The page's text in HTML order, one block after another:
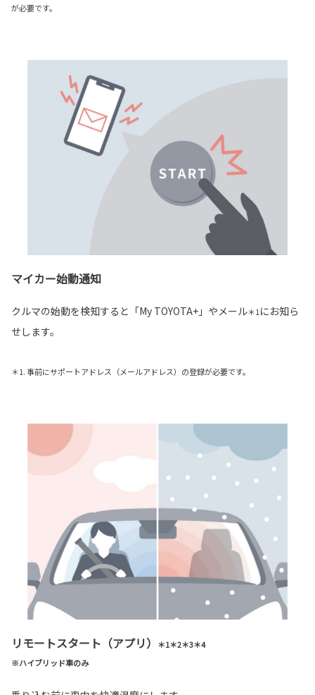
が必要です。
マイカー始動通知
クルマの始動を検知すると「My TOYOTA+」やメール＊1にお知ら
せします。
＊1. 事前にサポートアドレス（メールアドレス）の登録が必要です。
リモートスタート（アプリ）
＊1＊2＊3＊4
※ハイブリッド車のみ